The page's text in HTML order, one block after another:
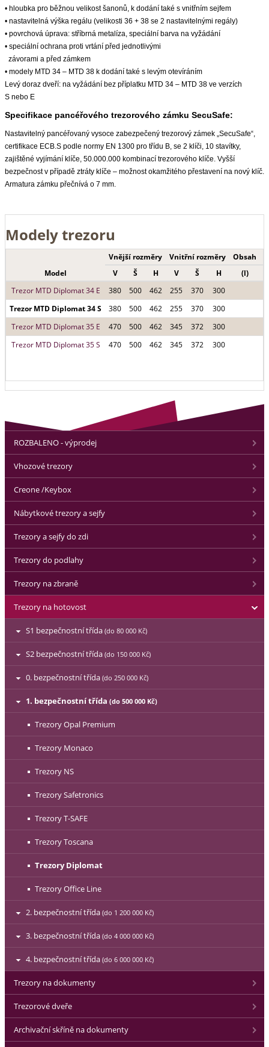
• hloubka pro běžnou velikost šanonů, k dodání také s vnitřním sejfem
• nastavitelná výška regálu (velikosti 36 + 38 se 2 nastavitelnými regály)
• povrchová úprava: stříbrná metalíza, speciální barva na vyžádání
• speciální ochrana proti vrtání před jednotlivými
závorami a před zámkem
• modely MTD 34 – MTD 38 k dodání také s levým oteví­ráním
Levý doraz dveří: na vyžádání bez příplatku MTD 34 – MTD 38 ve verzích
S nebo E
Specifikace pancéřového trezorového zámku SecuSafe:
Nastavitelný pancéřovaný vysoce zabezpečený trezorový zámek „SecuSafe“,
certifikace ECB.S podle normy EN 1300 pro třídu B, se 2 klíči, 10 stavítky,
zajištěné vyjímání klíče, 50.000.000 kombinací trezorového klíče. Vyšší
bezpečnost v případě ztráty klíče – možnost okamžitého přestavení na nový klíč.
Armatura zámku přečnívá o 7 mm.
Modely trezoru
Model
Vnější rozměry Vnitřní rozměry Obsah
V
Š H V Š H
(l)
Trezor MTD Diplomat 34 E
380 500 462 255 370
300
Trezor MTD Diplomat 34 S
380 500 462 255 370
300
Trezor MTD Diplomat 35 E
470 500 462 345 372
300
Trezor MTD Diplomat 35 S
470 500 462 345 372 300
ROZBALENO - výprodej
Vhozové trezory
Creone /Keybox
Nábytkové trezory a sejfy
Trezory a sejfy do zdi
Trezory do podlahy
Trezory na zbraně
Trezory na hotovost
S1 bezpečnostní třída (do 80 000 Kč)
S2 bezpečnostní třída (do 150 000 Kč)
0. bezpečnostní třída (do 250 000 Kč)
1. bezpečnostní třída (do 500 000 Kč)
Trezory Opal Premium
Trezory Monaco
Trezory NS
Trezory Safetronics
Trezory T-SAFE
Trezory Toscana
Trezory Diplomat
Trezory Office Line
2. bezpečnostní třída (do 1 200 000 Kč)
3. bezpečnostní třída (do 4 000 000 Kč)
4. bezpečnostní třída (do 6 000 000 Kč)
Trezory na dokumenty
Trezorové dveře
Archivační skříně na dokumenty